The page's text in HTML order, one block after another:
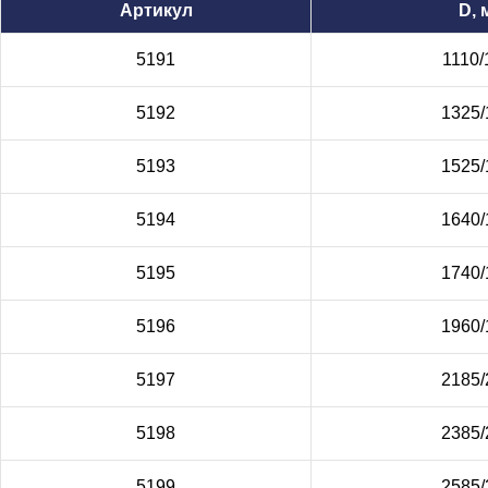
Артикул D,
5191
5192
5193
5194
5195
5196
5197
5198